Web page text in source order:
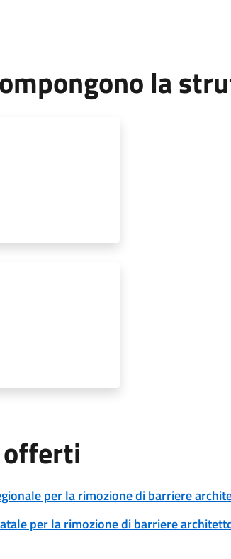
la
offerti
per la rimozione di barriere
per la rimozione di barriere